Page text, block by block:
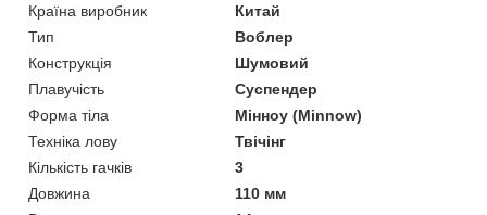
Країна виробник
Китай
Тип
Воблер
Конструкція
Шумовий
Плавучість
Суспендер
Форма тіла
Мінноу (Minnow)
Техніка лову
Твічінг
Кількість гачків
3
Довжина
110 мм